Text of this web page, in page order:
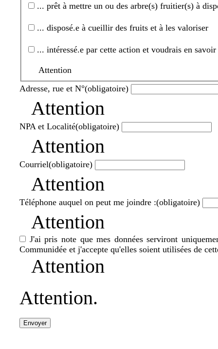
... prêt à mettre un ou des arbre(s) fruitier(s) à
... disposé.e à cueillir des fruits et à les valoriser
... intéressé.e par cette action et voudrais en
Attention
Adresse, rue et N°(obligatoire)
Attention
NPA et Localité(obligatoire)
Attention
Courriel(obligatoire)
Attention
Téléphone auquel on peut me joindre :(obligatoire)
Attention
J'ai pris note que mes données serviront
Communidée et j'accepte qu'elles soient utilisées de
Attention
Attention.
Envoyer